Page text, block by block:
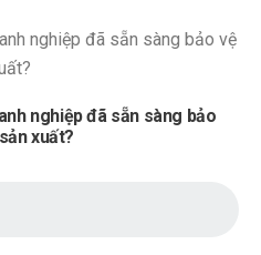
nghiệp đã sẵn sàng bảo
xuất?